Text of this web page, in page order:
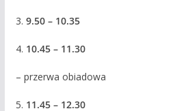
3. 9.50 – 10.35
4. 10.45 – 11.30
– przerwa obiadowa
5. 11.45 – 12.30